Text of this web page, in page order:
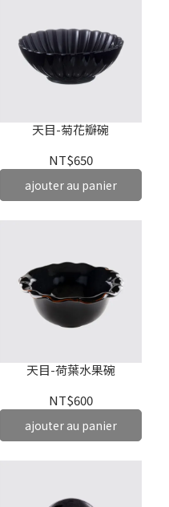
天目-菊花瓣碗
NT$650
ajouter au panier
天目-荷葉水果碗
NT$600
ajouter au panier